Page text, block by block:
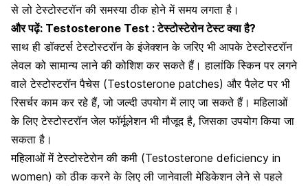
से लो टेस्टोस्टरॉन की समस्या ठीक होने में समय लगता है।
और पढ़ें: Testosterone Test : टेस्टोस्टेरोन टेस्ट क्या है?
साथ ही डॉक्टर्स टेस्टोस्टरॉन के इंजेक्शन के जरिए भी आपके टेस्टोस्टरॉन
लेवल को सामान्य लाने की कोशिश कर सकते हैं। हालांकि स्किन पर लगने
वाले टेस्टोस्टरॉन पैचेस (Testosterone patches) और पैलेट पर भी
रिसर्चर काम कर रहे हैं, जो जल्दी उपयोग में लाए जा सकते हैं। महिलाओं
के लिए टेस्टोस्टरॉन जेल फॉर्मूलेशन भी मौजूद है, जिसका उपयोग किया जा
सकता है।
महिलाओं में टेस्टोस्टेरोन की कमी (Testosterone deficiency in
women) को ठीक करने के लिए ली जानेवाली मेडिकेशन लेने से पहले